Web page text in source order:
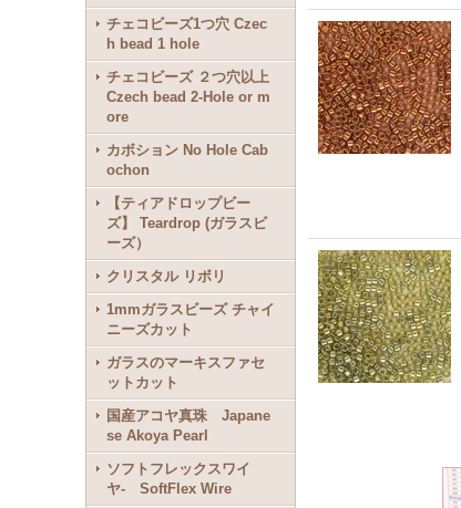
チェコビーズ1つ穴 Czec
h bead 1 hole
チェコビーズ ２つ穴以上
Czech bead 2-Hole or m
ore
カボション No Hole Cab
ochon
【ティアドロップビー
ズ】 Teardrop (ガラスビ
ーズ）
クリスタル リボリ
1mmガラスビーズ チャイ
ニーズカット
ガラスのマーキスファセ
ットカット
国産アコヤ真珠 Japane
se Akoya Pearl
ソフトフレックスワイ
ヤ- SoftFlex Wire